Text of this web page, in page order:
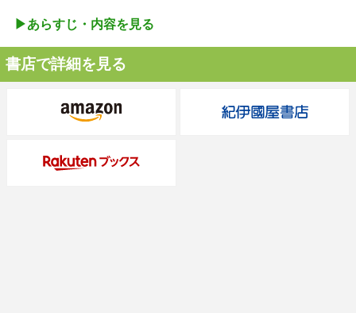
▶︎あらすじ・内容を見る
書店で詳細を見る